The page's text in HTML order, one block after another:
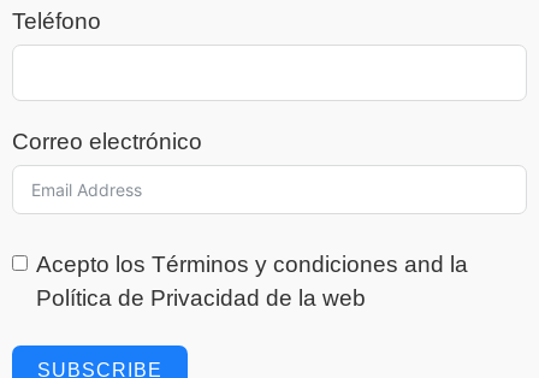
Teléfono
Correo electrónico
Acepto los Términos y condiciones and la
Política de Privacidad de la web
SUBSCRIBE